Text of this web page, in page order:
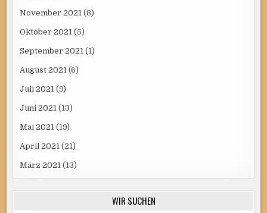
November 2021 (8)
Oktober 2021 (5)
September 2021 (1)
August 2021 (6)
Juli 2021 (9)
Juni 2021 (13)
Mai 2021 (19)
April 2021 (21)
März 2021 (13)
WIR SUCHEN